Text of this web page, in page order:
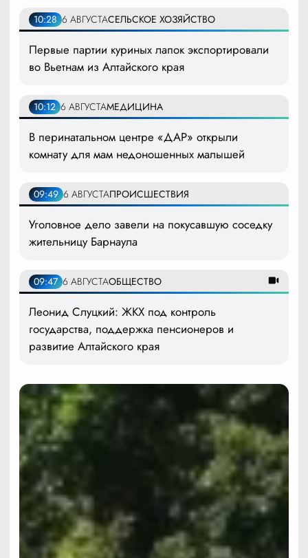
10:28 6 АВГУСТАСЕЛЬСКОЕ ХОЗЯЙСТВО
Первые партии куриных лапок экспортировали
во Вьетнам из Алтайского края
10:12 6 АВГУСТАМЕДИЦИНА
В перинатальном центре «ДАР» открыли
комнату для мам недоношенных малышей
09:49 6 АВГУСТАПРОИСШЕСТВИЯ
Уголовное дело завели на покусавшую соседку
жительницу Барнаула
09:47 6 АВГУСТАОБЩЕСТВО
Леонид Слуцкий: ЖКХ под контроль
государства, поддержка пенсионеров и
развитие Алтайского края